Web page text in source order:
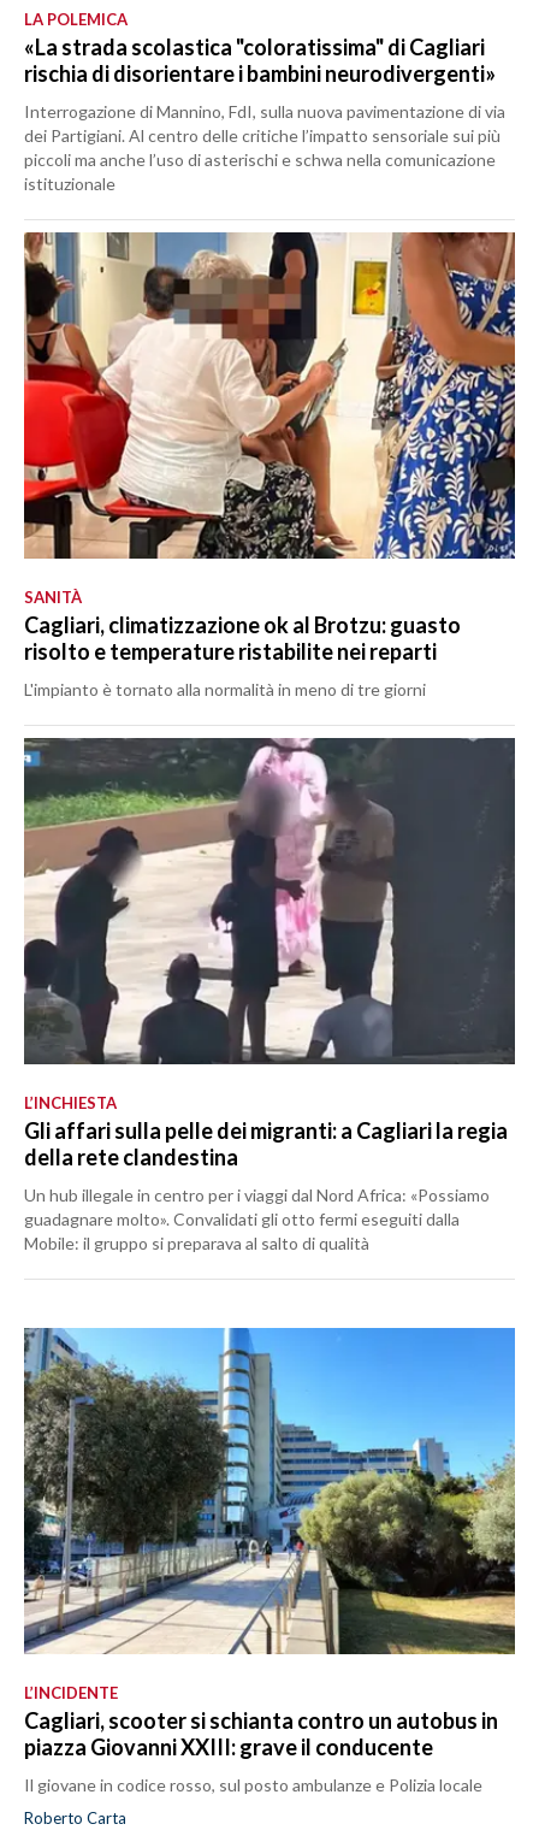
LA POLEMICA
«La strada scolastica "coloratissima" di Cagliari
rischia di disorientare i bambini neurodivergenti»
Interrogazione di Mannino, FdI, sulla nuova pavimentazione di via
dei Partigiani. Al centro delle critiche l’impatto sensoriale sui più
piccoli ma anche l’uso di asterischi e schwa nella comunicazione
istituzionale
SANITÀ
Cagliari, climatizzazione ok al Brotzu: guasto
risolto e temperature ristabilite nei reparti
L'impianto è tornato alla normalità in meno di tre giorni
L’INCHIESTA
Gli affari sulla pelle dei migranti: a Cagliari la regia
della rete clandestina
Un hub illegale in centro per i viaggi dal Nord Africa: «Possiamo
guadagnare molto». Convalidati gli otto fermi eseguiti dalla
Mobile: il gruppo si preparava al salto di qualità
L’INCIDENTE
Cagliari, scooter si schianta contro un autobus in
piazza Giovanni XXIII: grave il conducente
Il giovane in codice rosso, sul posto ambulanze e Polizia locale
Roberto Carta